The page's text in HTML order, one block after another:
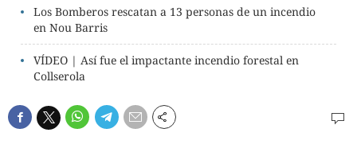
Los Bomberos rescatan a 13 personas de un incendio
en Nou Barris
VÍDEO | Así fue el impactante incendio forestal en
Collserola